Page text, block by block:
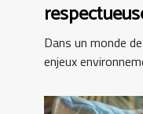
Dans un monde
enjeux